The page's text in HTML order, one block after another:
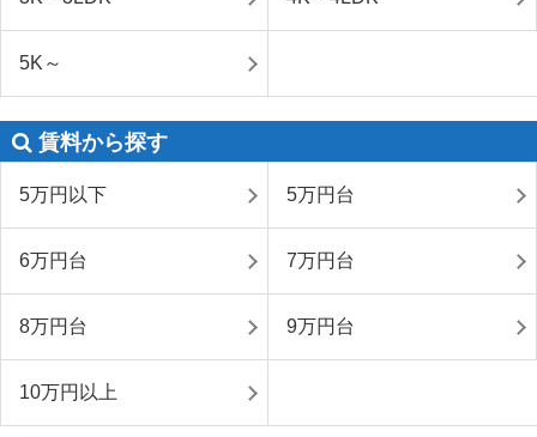
5K～
賃料から探す
5万円以下 5万円台
6万円台 7万円台
8万円台 9万円台
10万円以上